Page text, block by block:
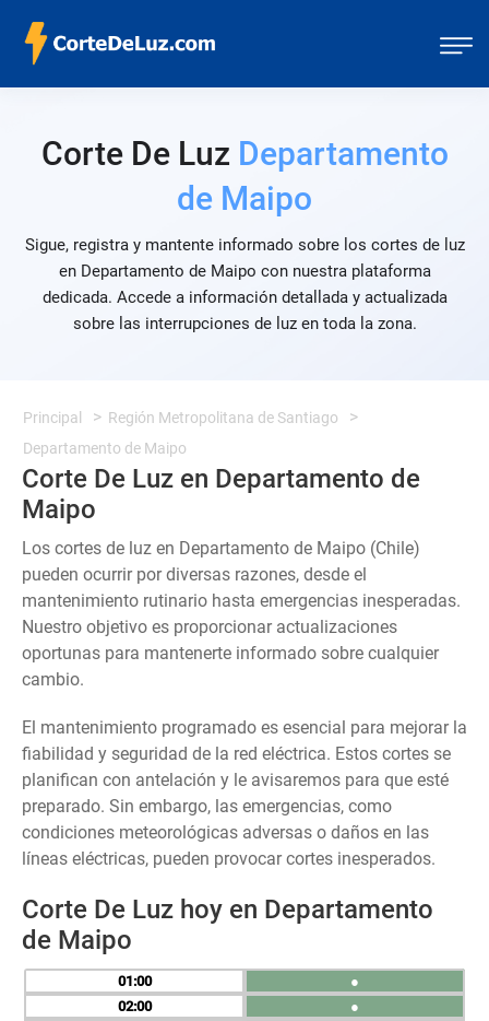
Corte De Luz Departamento
de Maipo
Sigue, registra y mantente informado sobre los cortes de luz
en Departamento de Maipo con nuestra plataforma
dedicada. Accede a información detallada y actualizada
sobre las interrupciones de luz en toda la zona.
Principal
Región Metropolitana de Santiago
Departamento de Maipo
Corte De Luz en Departamento de
Maipo
Los cortes de luz en Departamento de Maipo (Chile)
pueden ocurrir por diversas razones, desde el
mantenimiento rutinario hasta emergencias inesperadas.
Nuestro objetivo es proporcionar actualizaciones
oportunas para mantenerte informado sobre cualquier
cambio.
El mantenimiento programado es esencial para mejorar la
fiabilidad y seguridad de la red eléctrica. Estos cortes se
planifican con antelación y le avisaremos para que esté
preparado. Sin embargo, las emergencias, como
condiciones meteorológicas adversas o daños en las
líneas eléctricas, pueden provocar cortes inesperados.
Corte De Luz hoy en Departamento
de Maipo
01
02
●
●